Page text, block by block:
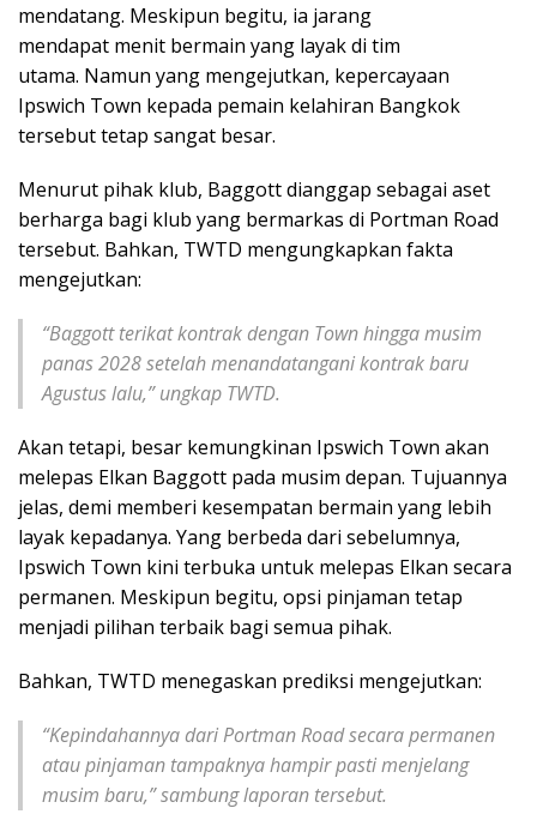
mendatang. Meskipun begitu, ia jarang
mendapat menit bermain yang layak di tim
utama. Namun yang mengejutkan, kepercayaan
Ipswich Town kepada pemain kelahiran Bangkok
tersebut tetap sangat besar.
Menurut pihak klub, Baggott dianggap sebagai aset
berharga bagi klub yang bermarkas di Portman Road
tersebut. Bahkan, TWTD mengungkapkan fakta
mengejutkan:
“Baggott terikat kontrak dengan Town hingga musim
panas 2028 setelah menandatangani kontrak baru
Agustus lalu,” ungkap TWTD.
Akan tetapi, besar kemungkinan Ipswich Town akan
melepas Elkan Baggott pada musim depan. Tujuannya
jelas, demi memberi kesempatan bermain yang lebih
layak kepadanya. Yang berbeda dari sebelumnya,
Ipswich Town kini terbuka untuk melepas Elkan secara
permanen. Meskipun begitu, opsi pinjaman tetap
menjadi pilihan terbaik bagi semua pihak.
Bahkan, TWTD menegaskan prediksi mengejutkan:
“Kepindahannya dari Portman Road secara permanen
atau pinjaman tampaknya hampir pasti menjelang
musim baru,” sambung laporan tersebut.